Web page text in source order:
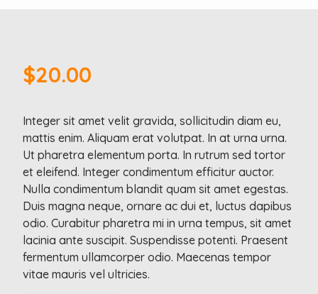
$20.00
Integer sit amet velit gravida, sollicitudin diam eu,
mattis enim. Aliquam erat volutpat. In at urna urna.
Ut pharetra elementum porta. In rutrum sed tortor
et eleifend. Integer condimentum efficitur auctor.
Nulla condimentum blandit quam sit amet egestas.
Duis magna neque, ornare ac dui et, luctus dapibus
odio. Curabitur pharetra mi in urna tempus, sit amet
lacinia ante suscipit. Suspendisse potenti. Praesent
fermentum ullamcorper odio. Maecenas tempor
vitae mauris vel ultricies.